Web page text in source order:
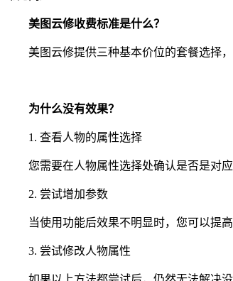
美图云修收费标准是什么？
美图云修提供三种基本价位的套餐选择，
为什么没有效果？
1. 查看人物的属性选择
您需要在人物属性选择处确认是否是对应
2. 尝试增加参数
当使用功能后效果不明显时，您可以提高
3. 尝试修改人物属性